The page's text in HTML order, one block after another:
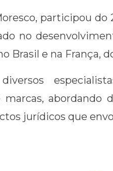
participou
no
Brasil e na França,
marcas, abordando
jurídicos que